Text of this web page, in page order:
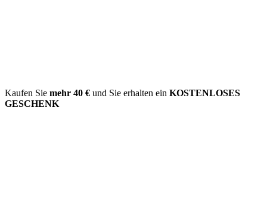
Kaufen Sie mehr 40 € und Sie erhalten ein KOSTENLOSES
GESCHENK